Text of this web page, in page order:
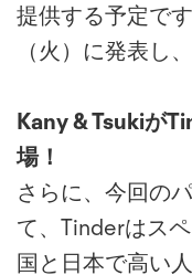
提供する予定で
（火）に発表し
Kany & Tsukiが
場！
さらに、今回の
て、Tinderはス
国と日本で高い